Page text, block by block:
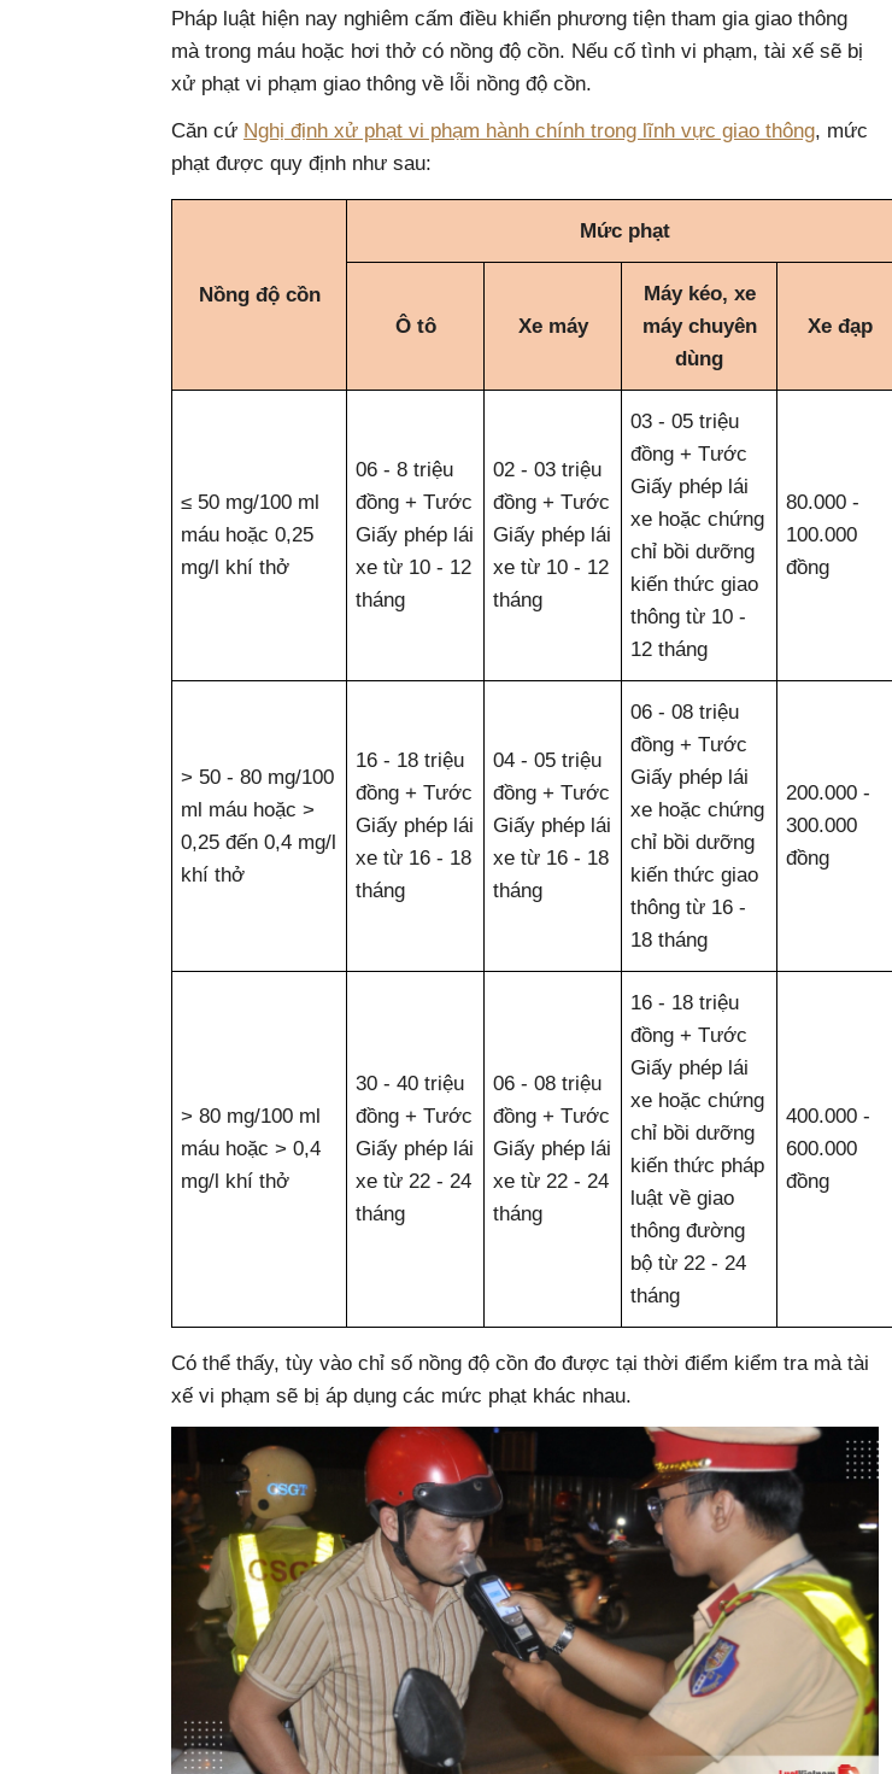
Pháp luật hiện nay nghiêm cấm điều khiển phương tiện tham gia giao thông
mà trong máu hoặc hơi thở có nồng độ cồn. Nếu cố tình vi phạm, tài xế sẽ bị
xử phạt vi phạm giao thông về lỗi nồng độ cồn.
Căn cứ Nghị định xử phạt vi phạm hành chính trong lĩnh vực giao thông, mức
phạt được quy định như sau:
Nồng độ cồn
Mức phạt
Ô tô Xe máy
Máy kéo, xe
máy chuyên
dùng
Xe đạp
≤ 50 mg/100 ml
máu hoặc 0,25
mg/l khí thở
06 - 8 triệu
đồng + Tước
Giấy phép lái
xe từ 10 - 12
tháng
02 - 03 triệu
đồng + Tước
Giấy phép lái
xe từ 10 - 12
tháng
03 - 05 triệu
đồng + Tước
Giấy phép lái
xe hoặc chứng
chỉ bồi dưỡng
kiến thức giao
thông từ 10 -
12 tháng
80.000 -
100.000
đồng
> 50 - 80 mg/100
ml máu hoặc >
0,25 đến 0,4 mg/l
khí thở
16 - 18 triệu
đồng + Tước
Giấy phép lái
xe từ 16 - 18
tháng
04 - 05 triệu
đồng + Tước
Giấy phép lái
xe từ 16 - 18
tháng
06 - 08 triệu
đồng + Tước
Giấy phép lái
xe hoặc chứng
chỉ bồi dưỡng
kiến thức giao
thông từ 16 -
18 tháng
200.000 -
300.000
đồng
> 80 mg/100 ml
máu hoặc > 0,4
mg/l khí thở
30 - 40 triệu
đồng + Tước
Giấy phép lái
xe từ 22 - 24
tháng
06 - 08 triệu
đồng + Tước
Giấy phép lái
xe từ 22 - 24
tháng
16 - 18 triệu
đồng + Tước
Giấy phép lái
xe hoặc chứng
chỉ bồi dưỡng
kiến thức pháp
luật về giao
thông đường
bộ từ 22 - 24
tháng
400.000 -
600.000
đồng
Có thể thấy, tùy vào chỉ số nồng độ cồn đo được tại thời điểm kiểm tra mà tài
xế vi phạm sẽ bị áp dụng các mức phạt khác nhau.